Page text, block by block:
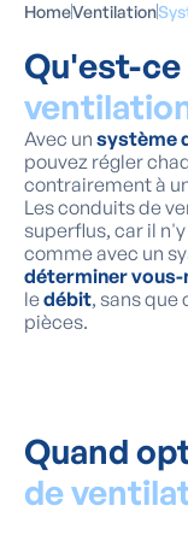
HomeVentilation
Qu'est-ce
Avec un système
pouvez régler
contrairement à
Les conduits de
superflus, car il
comme avec un
déterminer vous-
ledébit, sans
pièces.
Quand
de